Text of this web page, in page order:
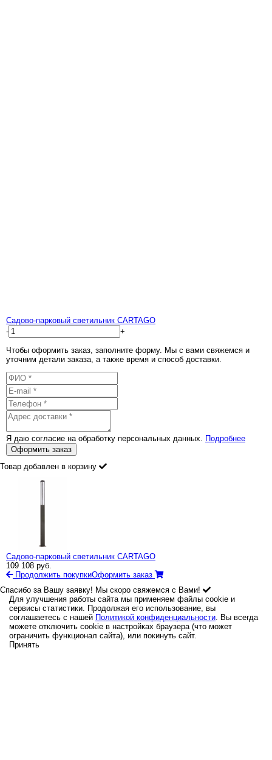
Садово-парковый светильник CARTAGO
-
+
Чтобы оформить заказ, заполните форму. Мы с вами свяжемся и
уточним детали заказа, а также время и способ доставки.
Я даю согласие на обработку персональных данных. Подробнее
Оформить заказ
Товар добавлен в корзину
Садово-парковый светильник CARTAGO
109 108 руб.
Продолжить покупкиОформить заказ
Спасибо за Вашу заявку! Мы скоро свяжемся с Вами!
Для улучшения работы сайта мы применяем файлы cookie и
сервисы статистики. Продолжая его использование, вы
соглашаетесь с нашей Политикой конфиденциальности. Вы всегда
можете отключить cookie в настройках браузера (что может
ограничить функционал сайта), или покинуть сайт.
Принять